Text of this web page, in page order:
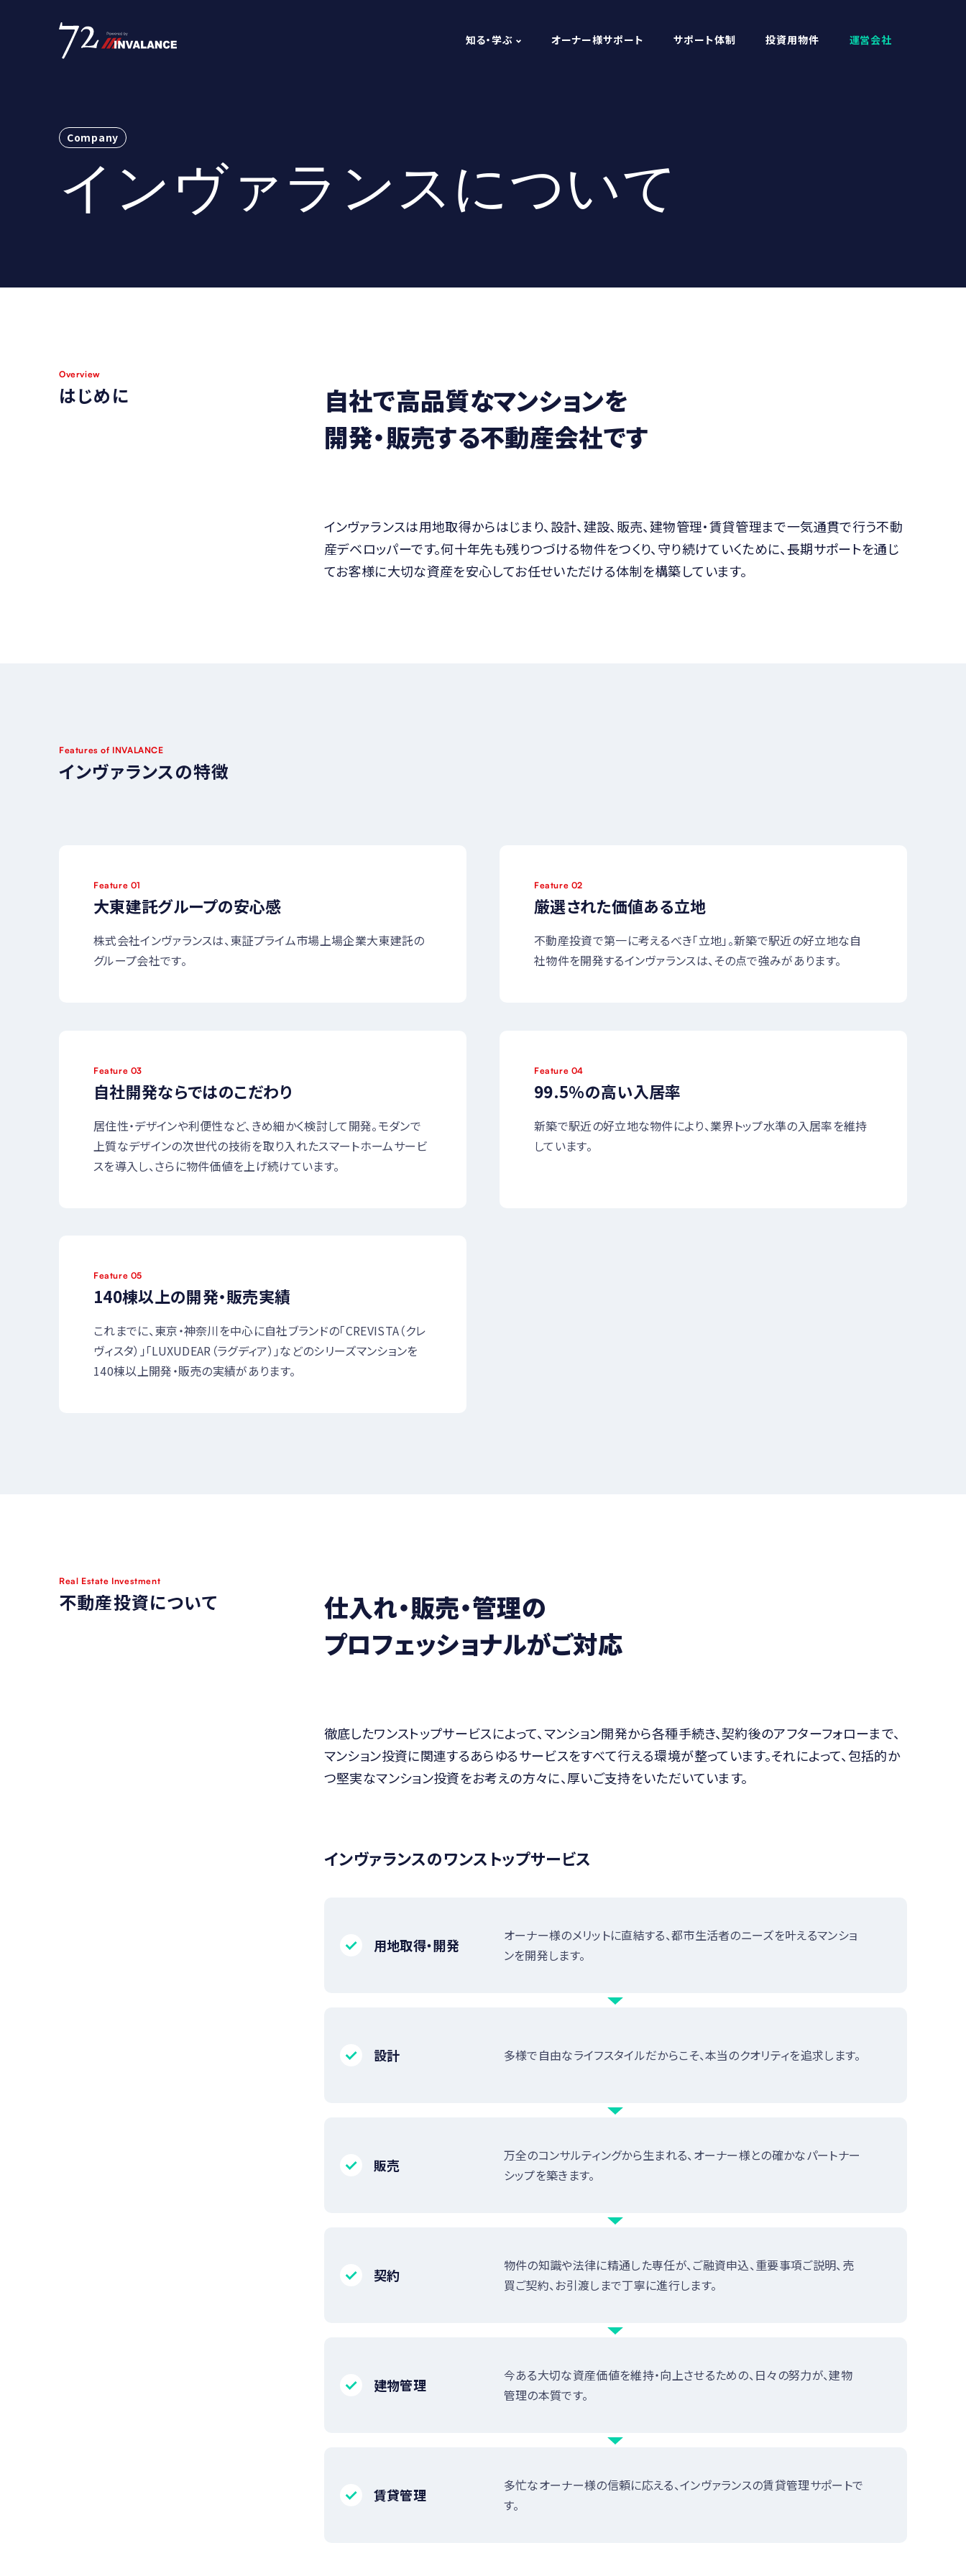
知る・学ぶ オーナー様サポート サポート体制 投資用物件 運営会社
Company
インヴァランスについて
Overview
はじめに
自社で高品質なマンションを
開発・販売する不動産会社です
インヴァランスは用地取得からはじまり、設計、建設、販売、建物管理・賃貸管理まで一気通貫で行う不動
産デベロッパーです。何十年先も残りつづける物件をつくり、守り続けていくために、長期サポートを通じ
てお客様に大切な資産を安心してお任せいただける体制を構築しています。
Features of INVALANCE
インヴァランスの特徴
Feature 01
大東建託グループの安心感
株式会社インヴァランスは、東証プライム市場上場企業大東建託の
グループ会社です。
Feature 02
厳選された価値ある立地
不動産投資で第一に考えるべき「立地」。新築で駅近の好立地な自
社物件を開発するインヴァランスは、その点で強みがあります。
Feature 03
自社開発ならではのこだわり
居住性・デザインや利便性など、きめ細かく検討して開発。モダンで
上質なデザインの次世代の技術を取り入れたスマートホームサービ
スを導入し、さらに物件価値を上げ続けています。
Feature 04
99.5％の高い入居率
新築で駅近の好立地な物件により、業界トップ水準の入居率を維持
しています。
Feature 05
140棟以上の開発・販売実績
これまでに、東京・神奈川を中心に自社ブランドの「CREVISTA（クレ
ヴィスタ）」「LUXUDEAR（ラグディア）」などのシリーズマンションを
140棟以上開発・販売の実績があります。
Real Estate Investment
不動産投資について
仕入れ・販売・管理の
プロフェッショナルがご対応
徹底したワンストップサービスによって、マンション開発から各種手続き、契約後のアフターフォローまで、
マンション投資に関連するあらゆるサービスをすべて行える環境が整っています。それによって、包括的か
つ堅実なマンション投資をお考えの方々に、厚いご支持をいただいています。
インヴァランスのワンストップサービス
用地取得・開発
オーナー様のメリットに直結する、都市生活者のニーズを叶えるマンショ
ンを開発します。
設計 多様で自由なライフスタイルだからこそ、本当のクオリティを追求します。
販売
万全のコンサルティングから生まれる、オーナー様との確かなパートナー
シップを築きます。
契約
物件の知識や法律に精通した専任が、ご融資申込、重要事項ご説明、売
買ご契約、お引渡しまで丁寧に進行します。
建物管理
今ある大切な資産価値を維持・向上させるための、日々の努力が、建物
管理の本質です。
賃貸管理
多忙なオーナー様の信頼に応える、インヴァランスの賃貸管理サポートで
す。